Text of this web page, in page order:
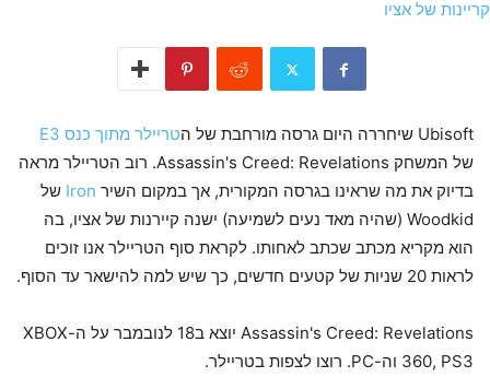
Ubisoft שיחררה היום גרסה מורחבת של ה
טריילר מתוך כנס E3
של המשחק Assassin's Creed: Revelations. רוב הטריילר מראה
בדיוק את מה שראינו בגרסה המקורית, אך במקום השיר Iron של
Woodkid (שהיה מאד נעים לשמיעה) ישנה קיירנות של אציו, בה
הוא מקריא מכתב שכתב לאחותו. לקראת סוף הטריילר אנו זוכים
לראות 20 שניות של קטעים חדשים, כך שיש למה להישאר עד הסוף.
Assassin's Creed: Revelations יוצא ב18 לנובמבר על ה-XBOX
360, PS3 וה-PC. רוצו לצפות בטריילר.